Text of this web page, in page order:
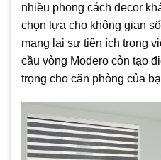
nhiều phong cách decor
chọn lựa cho không gian
mang lại sự tiện ích trong
cầu vòng Modero còn tạo
trọng cho căn phòng của